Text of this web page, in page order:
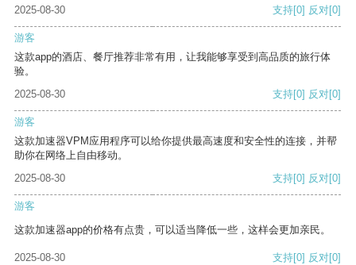
2025-08-30
支持[0] 反对[0]
游客
这款app的酒店、餐厅推荐非常有用，让我能够享受到高品质的旅行体
验。
2025-08-30
支持[0] 反对[0]
游客
这款加速器VPM应用程序可以给你提供最高速度和安全性的连接，并帮
助你在网络上自由移动。
2025-08-30
支持[0] 反对[0]
游客
这款加速器app的价格有点贵，可以适当降低一些，这样会更加亲民。
2025-08-30 支持[0] 反对[0]